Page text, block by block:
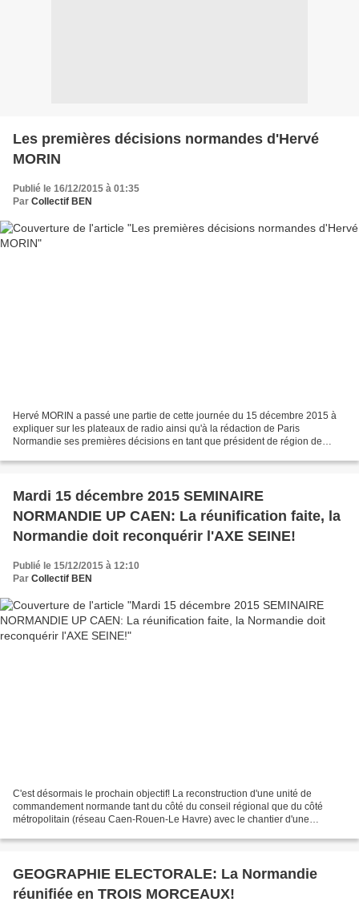
Les premières décisions normandes d'Hervé
MORIN
Publié le 16/12/2015 à 01:35
Par Collectif BEN
Hervé MORIN a passé une partie de cette journée du 15 décembre 2015 à
expliquer sur les plateaux de radio ainsi qu'à la rédaction de Paris
Normandie ses premières décisions en tant que président de région de
Mardi 15 décembre 2015 SEMINAIRE
NORMANDIE UP CAEN: La réunification faite, la
Normandie doit reconquérir l'AXE SEINE!
Publié le 15/12/2015 à 12:10
Par Collectif BEN
C'est désormais le prochain objectif! La reconstruction d'une unité de
commandement normande tant du côté du conseil régional que du côté
métropolitain (réseau Caen-Rouen-Le Havre) avec le chantier d'une
GEOGRAPHIE ELECTORALE: La Normandie
réunifiée en TROIS MORCEAUX!